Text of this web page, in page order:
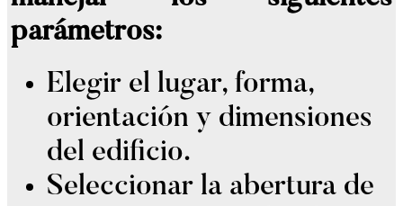
parámetros:
Elegir el lugar, forma,
orientación y dimensiones
del edificio.
Seleccionar la abertura de